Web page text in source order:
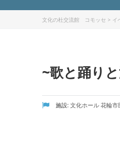
文化の杜交流館 コモッセ > イ
~歌と踊り
施設: 文化ホール花輪市